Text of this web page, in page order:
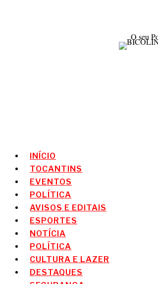
O seu
INÍCIO
TOCANTINS
EVENTOS
POLÍTICA
AVISOS E EDITAIS
ESPORTES
NOTÍCIA
POLÍTICA
CULTURA E LAZER
DESTAQUES